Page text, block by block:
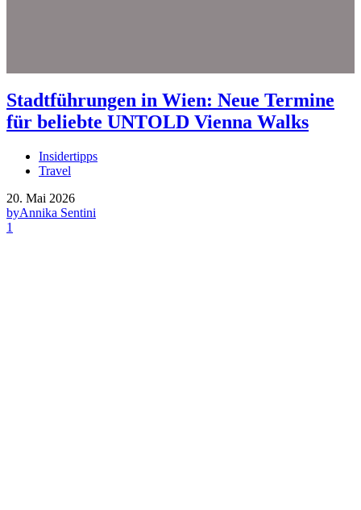
Stadtführungen in Wien: Neue Termine
für beliebte UNTOLD Vienna Walks
Insidertipps
Travel
20. Mai 2026
byAnnika Sentini
1